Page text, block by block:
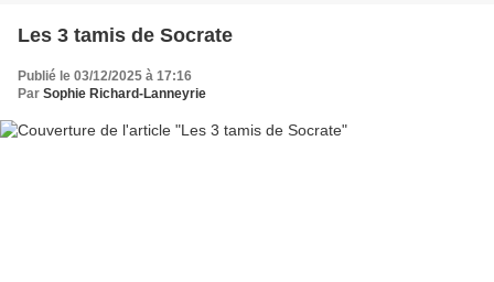
Les 3 tamis de Socrate
Publié le 03/12/2025 à 17:16
Par Sophie Richard-Lanneyrie